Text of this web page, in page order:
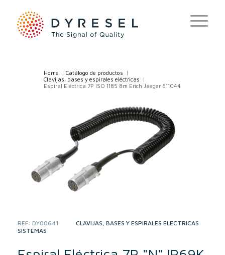
Home /Catálogo de productos
Clavijas, bases y espirales eléctricas
Espiral Eléctrica 7P ISO 1185 8m Erich Jaeger 611044
REF:DY00641
CATEGORIES:CLAVIJAS, BASES Y ESPIRALES ELÉCTRICAS
SISTEMAS